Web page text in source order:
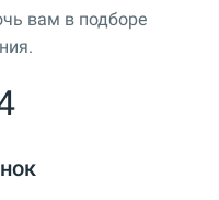
вам в подборе